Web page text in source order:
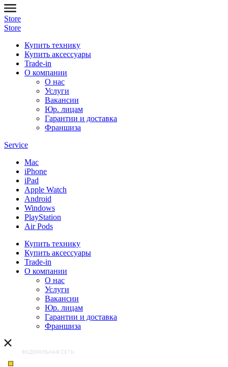
Store
Store
Купить технику
Купить аксессуары
Trade-in
О компании
О нас
Услуги
Вакансии
Юр. лицам
Гарантии и доставка
Франшиза
Service
Mac
iPhone
iPad
Apple Watch
Android
Windows
PlayStation
Air Pods
Купить технику
Купить аксессуары
Trade-in
О компании
О нас
Услуги
Вакансии
Юр. лицам
Гарантии и доставка
Франшиза